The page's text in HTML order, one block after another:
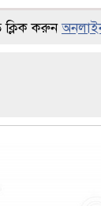
ক্লিক করুন